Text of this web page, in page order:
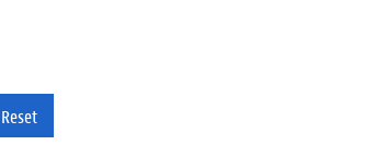
Reset